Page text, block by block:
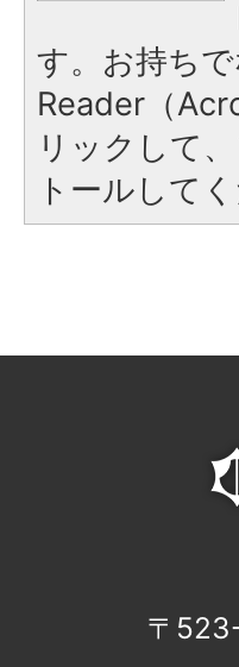
す。お持ち
Reader（
リックして
トールしてく
〒